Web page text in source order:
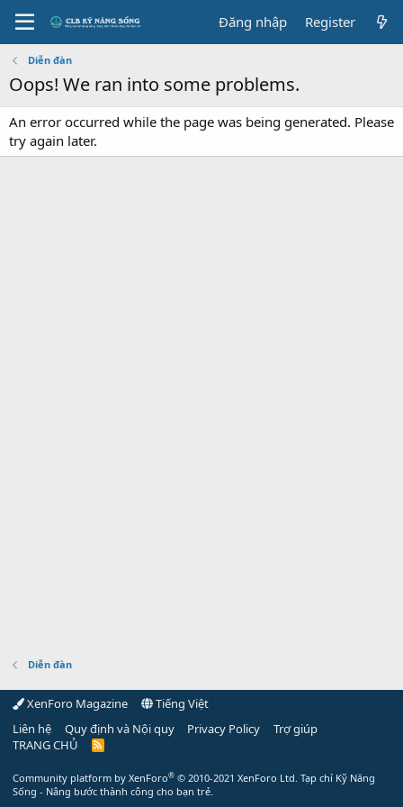
Đăng nhập Register
Diễn đàn
Oops! We ran into some problems.
An error occurred while the page was being generated. Please
try again later.
Diễn đàn
XenForo Magazine
Tiếng Việt
Liên hệ
Quy định và Nội quy Privacy Policy
Trợ giúp
TRANG CHỦ
R
Community platform by XenForo® © 2010-2021 XenForo Ltd. Tạp chí Kỹ Năng
Sống - Nâng bước thành công cho bạn trẻ.